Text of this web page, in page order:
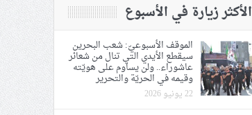
الأكثر زيارة في الأسبوع
الموقف الأسبوعيّ: شعب البحرين
سيقطع الأيدي التي تنال من شعائر
عاشوراء.. ولن يساوم على هويّته
وقيمه في الحريّة والتحرير
22 يونيو 2026